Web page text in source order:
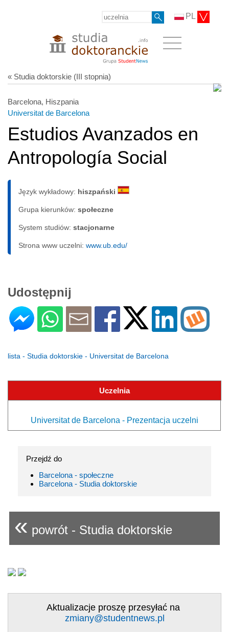
PL
« Studia doktorskie (III stopnia)
Barcelona, Hiszpania
Universitat de Barcelona
Estudios Avanzados en
Antropología Social
Język wykładowy: hiszpański
Grupa kierunków: społeczne
System studiów: sta­cjo­nar­ne
Strona www uczelni: www.ub.edu/
Udostępnij
lista - Studia doktorskie - Universitat de Barcelona
Uczelnia
Universitat de Barcelona - Prezentacja uczelni
Przejdź do
Barcelona - społeczne
Barcelona - Studia doktorskie
« powrót - Studia doktorskie
Aktualizacje proszę przesyłać na
zmiany@studentnews.pl